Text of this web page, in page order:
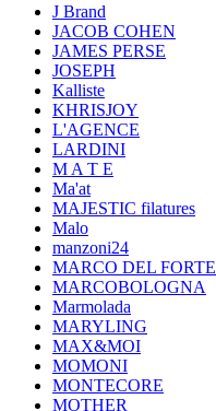
J Brand
JACOB COHEN
JAMES PERSE
JOSEPH
Kalliste
KHRISJOY
L'AGENCE
LARDINI
M A T E
Ma'at
MAJESTIC filatures
Malo
manzoni24
MARCO DEL FORTE
MARCOBOLOGNA
Marmolada
MARYLING
MAX&MOI
MOMONI
MONTECORE
MOTHER